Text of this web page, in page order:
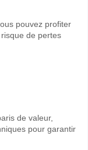
pouvez profiter
de pertes
de valeur,
pour garantir